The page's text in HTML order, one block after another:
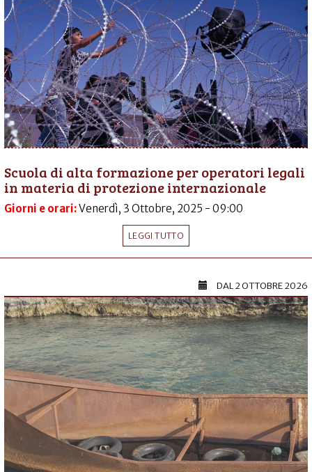
Scuola di alta formazione per operatori legali
in materia di protezione internazionale
Giorni e orari:Venerdì, 3 Ottobre, 2025 - 09:00
LEGGI TUTTO
DAL2 OTTOBRE 2026